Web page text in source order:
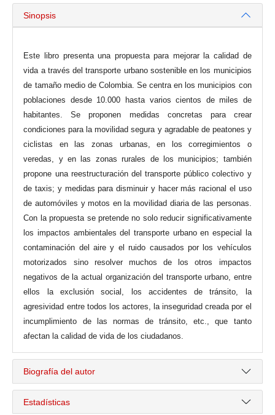
Sinopsis
Este libro presenta una propuesta para mejorar la calidad de
vida a través del transporte urbano sostenible en los municipios
de tamaño medio de Colombia. Se centra en los municipios con
poblaciones desde 10.000 hasta varios cientos de miles de
habitantes. Se proponen medidas concretas para crear
condiciones para la movilidad segura y agradable de peatones y
ciclistas en las zonas urbanas, en los corregimientos o
veredas, y en las zonas rurales de los municipios; también
propone una reestructuración del transporte público colectivo y
de taxis; y medidas para disminuir y hacer más racional el uso
de automóviles y motos en la movilidad diaria de las personas.
Con la propuesta se pretende no solo reducir significativamente
los impactos ambientales del transporte urbano en especial la
contaminación del aire y el ruido causados por los vehículos
motorizados sino resolver muchos de los otros impactos
negativos de la actual organización del transporte urbano, entre
ellos la exclusión social, los accidentes de tránsito, la
agresividad entre todos los actores, la inseguridad creada por el
incumplimiento de las normas de tránsito, etc., que tanto
afectan la calidad de vida de los ciudadanos.
Biografía del autor
Estadísticas